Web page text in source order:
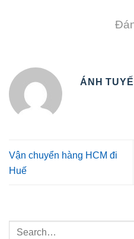
ÁNH
Vận chuyển hàng HCM đi
Huế